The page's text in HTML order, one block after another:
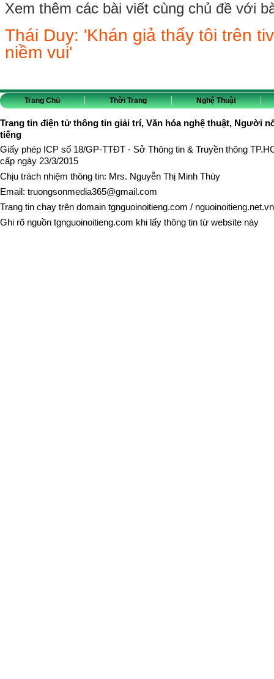
Xem thêm các bài viết cùng chủ đề với
Thái Duy: 'Khán giả thấy tôi trên
niềm vui'
Trang Chủ Thời Trang Nghệ Thuật
Trang tin điện tử thông tin giải trí, Văn hóa nghệ thuật, Người
tiếng
Giấy phép ICP số 18/GP-TTĐT - Sở Thông tin & Truyền thông
cấp ngày 23/3/2015
Chịu trách nhiệm thông tin: Mrs. Nguyễn Thị Minh Thúy
Email: truongsonmedia365@gmail.com
Trang tin chạy trên domain tgnguoinoitieng.com / nguoinoitieng.net.vn
Ghi rõ nguồn tgnguoinoitieng.com khi lấy thông tin từ website này